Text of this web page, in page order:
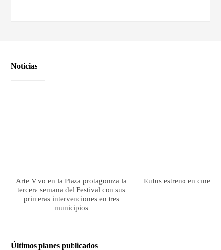
Noticias
Arte Vivo en la Plaza protagoniza la
tercera semana del Festival con sus
primeras intervenciones en tres
municipios
Rufus estreno en cines
Últimos planes publicados